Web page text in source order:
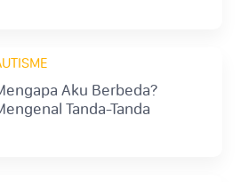
Aku Berbeda?
Tanda-Tanda